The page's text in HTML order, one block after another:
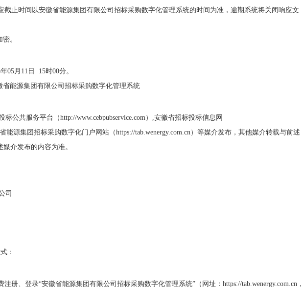
截止时间以安徽省能源集团有限公司招标采购数字化管理系统的时间为准，逾期系统将关闭响应文
。
05月11日 15时00分。
省能源集团有限公司招标采购数字化管理系统
公共服务平台（http://www.cebpubservice.com）,安徽省招标投标信息网
省能源集团招标采购数字化门户网站（https://tab.wenergy.com.cn）等媒介发布，其他媒介转载与前述
介发布的内容为准。
司
：
册、登录“安徽省能源集团有限公司招标采购数字化管理系统”（网址：https://tab.wenergy.com.cn，